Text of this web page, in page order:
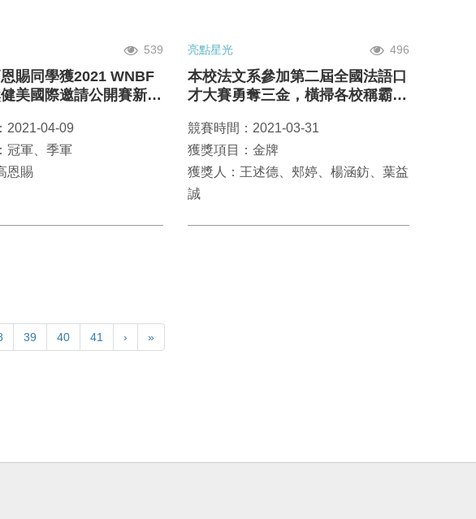
539
賜同學獲2021 WNBF
美國際邀請公開賽新秀
2021-04-09
冠軍、季軍
恩賜
亮點星光 496
本校法文系參加第二屆全國法語口
才大賽勇奪三金，橫掃各校稱霸全
競賽時間：2021-03-31
獲獎項目：金牌
獲獎人：王述德、郟婷、楊涵鈁、葉益
誠
39 40 41 › »